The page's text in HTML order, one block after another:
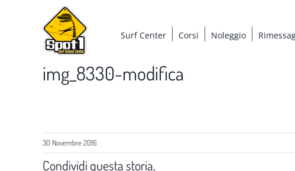
Surf Center Corsi Noleggio
img_8330-modifica
30 Novembre 2016
Condividi questa storia,